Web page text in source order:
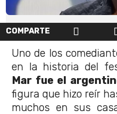
COMPARTE
Uno de los
en la historia del
Mar fue el
figura que hizo reír
muchos en sus